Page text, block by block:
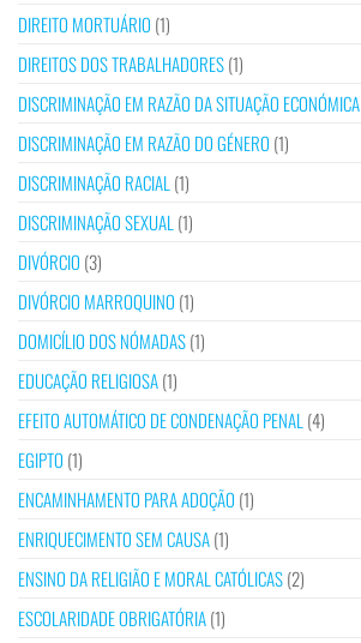
DIREITO MORTUÁRIO (1)
DIREITOS DOS TRABALHADORES(1)
DISCRIMINAÇÃO EM RAZÃO DA SITUAÇÃO ECONÓMICA
DISCRIMINAÇÃO EM RAZÃO DO GÉNERO (1)
DISCRIMINAÇÃO RACIAL(1)
DISCRIMINAÇÃO SEXUAL(1)
DIVÓRCIO (3)
DIVÓRCIO MARROQUINO (1)
DOMICÍLIO DOS NÓMADAS(1)
EDUCAÇÃO RELIGIOSA(1)
EFEITO AUTOMÁTICO DE CONDENAÇÃO PENAL(4)
EGIPTO (1)
ENCAMINHAMENTO PARA ADOÇÃO (1)
ENRIQUECIMENTO SEM CAUSA(1)
ENSINO DA RELIGIÃO E MORAL CATÓLICAS(2)
ESCOLARIDADE OBRIGATÓRIA(1)